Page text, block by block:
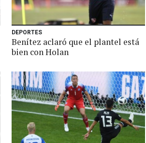
DEPORTES
Benítez aclaró que el plantel está
bien con Holan